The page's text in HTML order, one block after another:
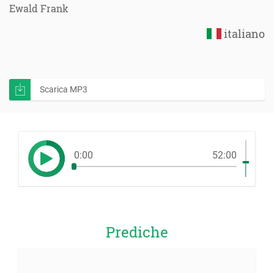
Ewald Frank
italiano
Scarica MP3
0:00 52:00
Prediche